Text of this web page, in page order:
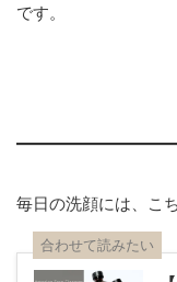
です。
毎日の洗顔には、こ
合わせて読みたい